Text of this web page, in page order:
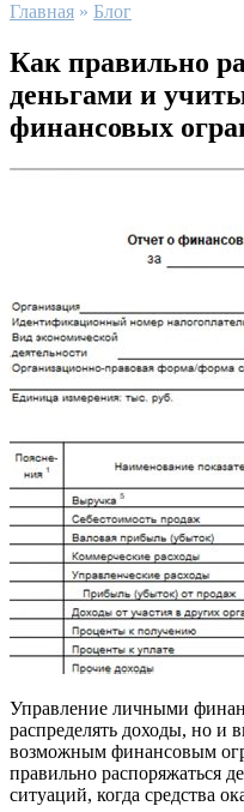
Главная » Блог
Как правильно
деньгами и
финансовых
Управление личными
распределять доходы, но и
возможным финансовым
правильно распоряжаться
ситуаций, когда средства